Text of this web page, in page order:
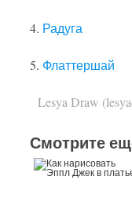
4. Радуга
5. Флаттершай
Lesya Draw
Смотрите